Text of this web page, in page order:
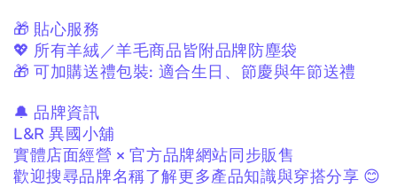
🎁 貼心服務
💖 所有羊絨／羊毛商品皆附品牌防塵袋
🎁 可加購送禮包裝: 適合生日、節慶與年節送禮
🔔 品牌資訊
L&R 異國小舖
實體店面經營 × 官方品牌網站同步販售
歡迎搜尋品牌名稱了解更多產品知識與穿搭分享 😊